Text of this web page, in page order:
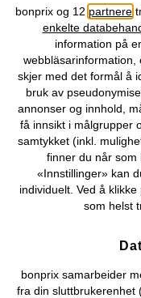
Topkategorier /
Du
Kjøpsvilkår
bonprix og 12 partnere
enkelte
information på
webbläsarinformation,
skjer med det formål å
bruk av
annonser og innhold,
få innsikt i målgrupper
samtykket (inkl.
finner du når som
«Innstillinger» kan
individuelt. Ved å
som helst
bonprix samarbeider
fra din sluttbrukerenhet